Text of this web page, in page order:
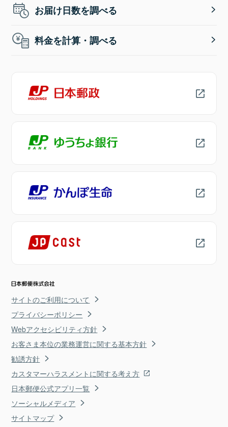
お届け日数を調べる
料金を計算・調べる
サイトのご利用について
プライバシーポリシー
Webアクセシビリティ方針
お客さま本位の業務運営に関する基本方針
勧誘方針
カスタマーハラスメントに関する考え方
日本郵便公式アプリ一覧
ソーシャルメディア
サイトマップ